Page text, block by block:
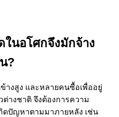
นอโศกจึงมักจ้าง
?
างสูง และหลายคนซื้อเพื่ออยู่
ต่างชาติ จึงต้องการความ
ดปัญหาตามมาภายหลัง เช่น